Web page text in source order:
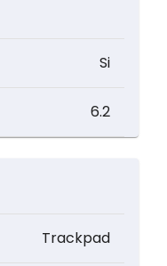
Si
6.2
Trackpad